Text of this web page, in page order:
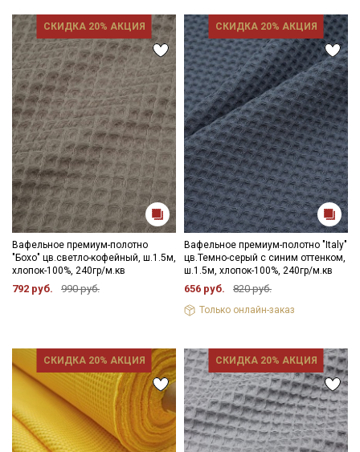
СКИДКА 20% АКЦИЯ
Вафельное премиум-полотно
"Бохо" цв.светло-кофейный, ш.1.5м,
хлопок-100%, 240гр/м.кв
792 руб. 990 руб.
СКИДКА 20% АКЦИЯ
Вафельное премиум-полотно "Italy"
цв.Темно-серый с синим оттенком,
ш.1.5м, хлопок-100%, 240гр/м.кв
656 руб. 820 руб.
Только онлайн-заказ
СКИДКА 20% АКЦИЯ СКИДКА 20% АКЦИЯ